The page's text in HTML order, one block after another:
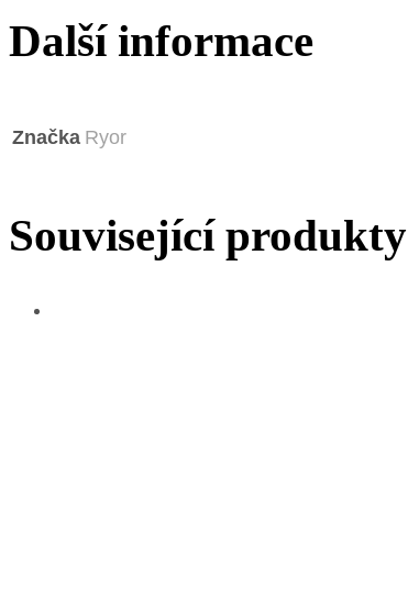
Další informace
Značka Ryor
Související produkty